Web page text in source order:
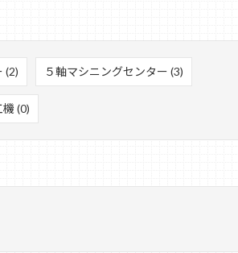
(2) ５軸マシニングセンター (3)
(0)